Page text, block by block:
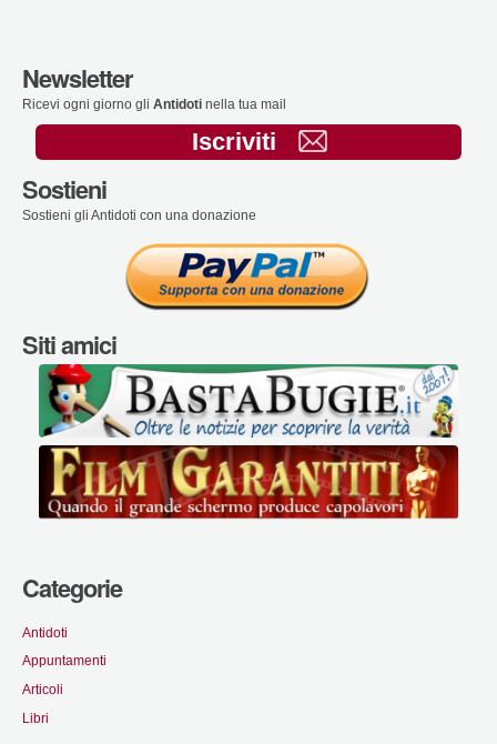
Newsletter
Ricevi ogni giorno gli Antidoti nella tua mail
Iscriviti
Sostieni
Sostieni gli Antidoti con una donazione
Siti amici
Categorie
Antidoti
Appuntamenti
Articoli
Libri